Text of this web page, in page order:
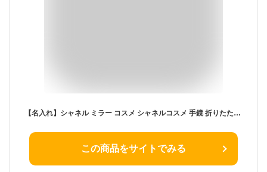
【名入れ】シャネル ミラー コスメ シャネルコスメ 手鏡 折りたたみ コンパクトミラー ダブルミラー ミロワール ドゥーブル ファセット ブラック CHANEL 正規品 ブランド 新品 2023 ギフト
この商品をサイトでみる